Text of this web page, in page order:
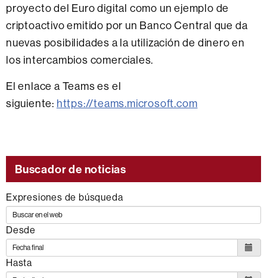
proyecto del Euro digital como un ejemplo de
criptoactivo emitido por un Banco Central que da
nuevas posibilidades a la utilización de dinero en
los intercambios comerciales.
El enlace a Teams es el
siguiente: https://teams.microsoft.com
Buscador de noticias
Expresiones de búsqueda
Desde
Hasta